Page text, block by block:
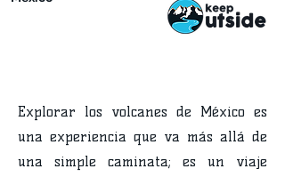
Explorar los volcanes de México es
una experiencia que va más allá de
una simple caminata; es un viaje